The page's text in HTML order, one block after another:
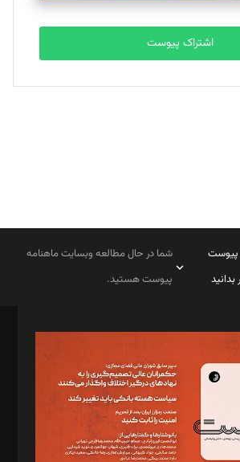
اشتراک پیوست
پیوست
شما در حال مطالعه وبسایت ماهنامه
پیوست هستید.
رجبی
ایپکچی